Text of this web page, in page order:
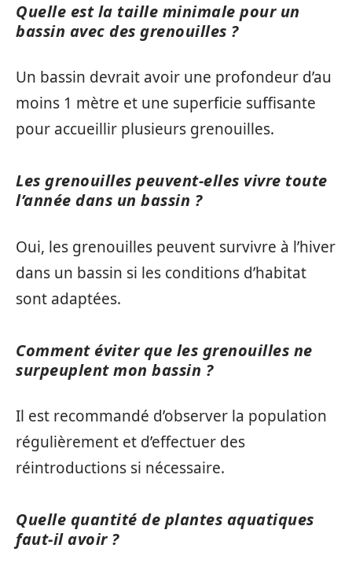
Quelle est la taille minimale pour un
bassin avec des grenouilles ?
Un bassin devrait avoir une profondeur d’au
moins 1 mètre et une superficie suffisante
pour accueillir plusieurs grenouilles.
Les grenouilles peuvent-elles vivre toute
l’année dans un bassin ?
Oui, les grenouilles peuvent survivre à l’hiver
dans un bassin si les conditions d’habitat
sont adaptées.
Comment éviter que les grenouilles ne
surpeuplent mon bassin ?
Il est recommandé d’observer la population
régulièrement et d’effectuer des
réintroductions si nécessaire.
Quelle quantité de plantes aquatiques
faut-il avoir ?